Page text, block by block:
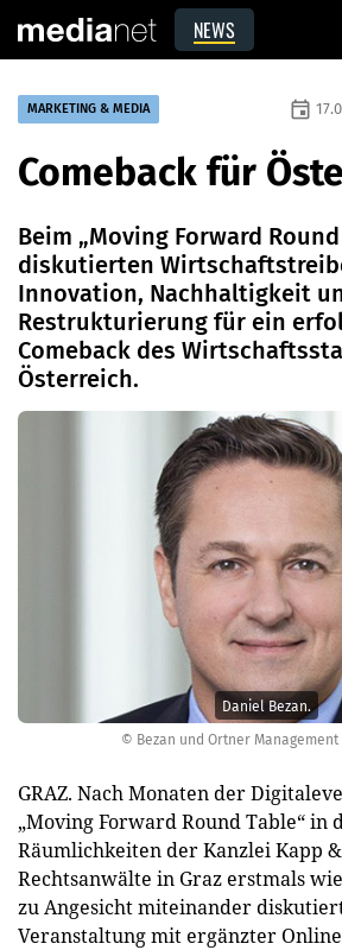
NEWS
© Bezan und Ortner
Daniel Bezan.
MARKETING & MEDIA event
Comeback für
Beim „Moving Forward
diskutierten
Innovation, Nachhaltigkeit
Restrukturierung für ein
Comeback des
Österreich.
GRAZ. Nach Monaten der
„Moving Forward Round Table“ in
Räumlichkeiten der Kanzlei Kapp
Rechtsanwälte in Graz erstmals
zu Angesicht miteinander
Veranstaltung mit ergänzter